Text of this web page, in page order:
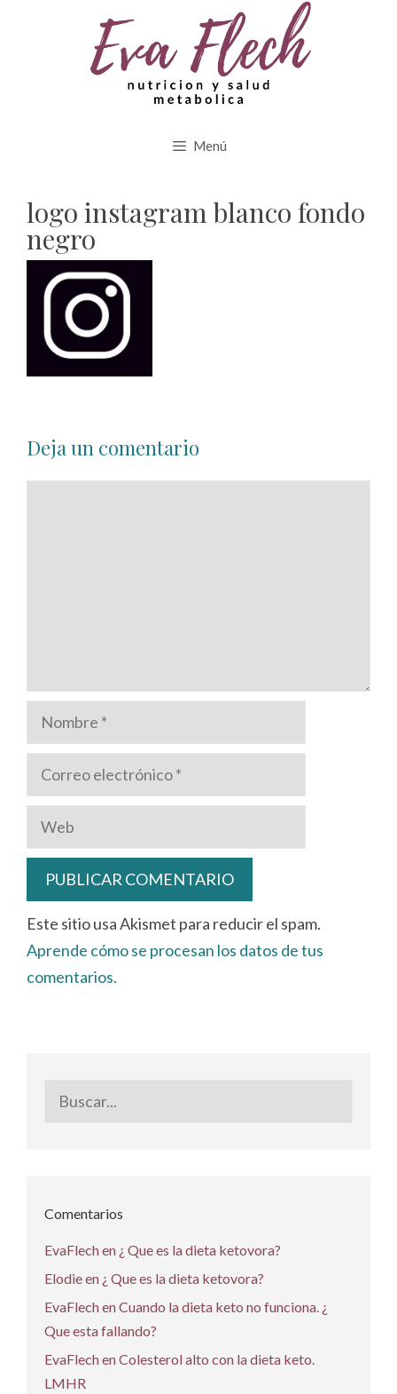
Menú
logo instagram blanco fondo
negro
Deja un comentario
Nombre
Correo
electrónico
Web
Este sitio usa Akismet para reducir el spam.
Aprende cómo se procesan los datos de tus
comentarios.
Comentarios
EvaFlechen ¿ Que es la dieta ketovora?
Elodieen ¿ Que es la dieta ketovora?
EvaFlechenCuando la dieta keto no funciona. ¿
Que esta fallando?
EvaFlechenColesterol alto con la dieta keto.
LMHR